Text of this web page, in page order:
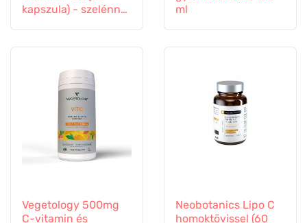
kapszula) - szelénnel
ml
Vegetology 500mg
C-vitamin és
Neobotanics Lipo C
homoktövissel (60